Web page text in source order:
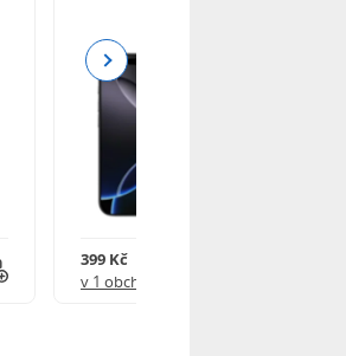
399 Kč
v 1 obchodě
Next